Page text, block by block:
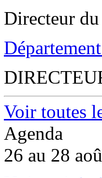
Directeur
Voir toutes
Agenda
26 au 28